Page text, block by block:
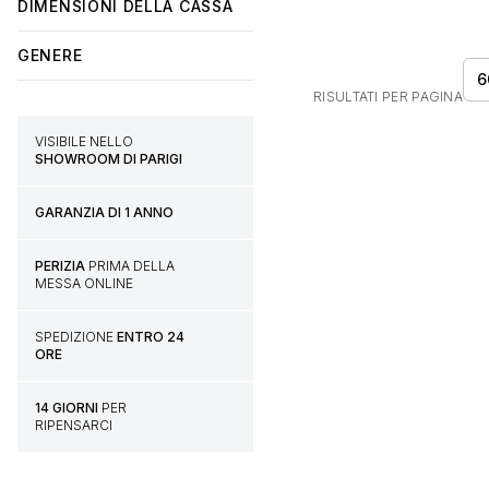
DIMENSIONI DELLA CASSA
GENERE
VISIBILE NELLO
SHOWROOM DI PARIGI
GARANZIA DI 1 ANNO
PERIZIA PRIMA DELLA
MESSA ONLINE
SPEDIZIONE ENTRO 24
ORE
14 GIORNI PER
RIPENSARCI
RISULTATI PER PAGINA